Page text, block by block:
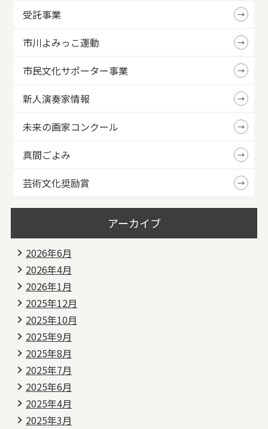
受託事業
市川よみっこ運動
市民文化サポーター事業
新人演奏家情報
未来の画家コンクール
真間ごよみ
芸術文化奨励賞
アーカイブ
2026年6月
2026年4月
2026年1月
2025年12月
2025年10月
2025年9月
2025年8月
2025年7月
2025年6月
2025年4月
2025年3月